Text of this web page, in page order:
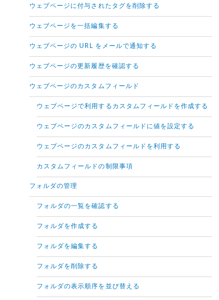
ウェブページに付与されたタグを削除する
ウェブページを一括編集する
ウェブページの URL をメールで通知する
ウェブページの更新履歴を確認する
ウェブページのカスタムフィールド
ウェブページで利用するカスタムフィールドを作成する
ウェブページのカスタムフィールドに値を設定する
ウェブページのカスタムフィールドを利用する
カスタムフィールドの制限事項
フォルダの管理
フォルダの一覧を確認する
フォルダを作成する
フォルダを編集する
フォルダを削除する
フォルダの表示順序を並び替える